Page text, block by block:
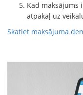
Kad maksājums
atpakaļ uz
Skatiet maksājuma